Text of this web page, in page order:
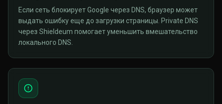
Если сеть блокирует Google через DNS, браузер может
выдать ошибку еще до загрузки страницы. Private DNS
через Shieldeum помогает уменьшить вмешательство
локального DNS.